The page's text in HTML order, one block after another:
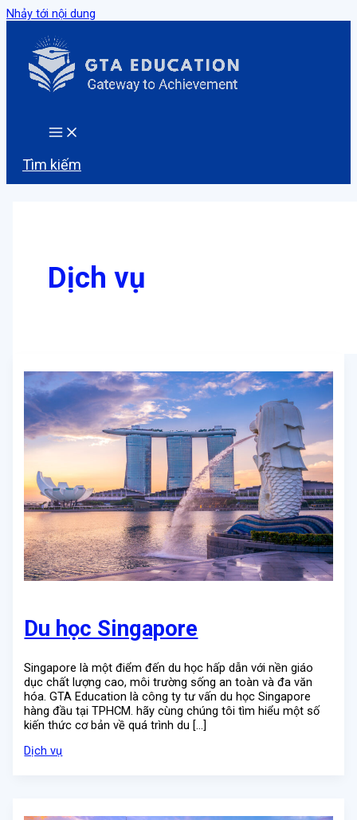
Nhảy tới nội dung
Tìm kiếm
Dịch vụ
Du học Singapore
Singapore là một điểm đến du học hấp dẫn với nền giáo
dục chất lượng cao, môi trường sống an toàn và đa văn
hóa. GTA Education là công ty tư vấn du học Singapore
hàng đầu tại TPHCM. hãy cùng chúng tôi tìm hiểu một số
kiến thức cơ bản về quá trình du […]
Dịch vụ